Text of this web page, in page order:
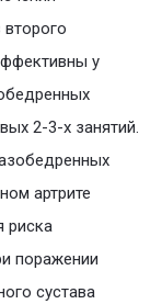
у
2-3-х занятий.
артрите
риска
поражении
сустава